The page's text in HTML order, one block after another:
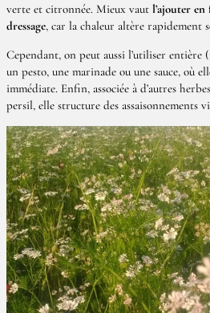
verte et citronnée. Mieux vaut l’ajouter
dressage, car la chaleur altère rapidement
Cependant, on peut aussi l’utiliser entière
un pesto, une marinade ou une sauce, où
immédiate. Enfin, associée à d’autres
persil, elle structure des assaisonnements